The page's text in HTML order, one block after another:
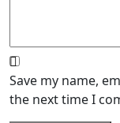
Save my name,
the next time I